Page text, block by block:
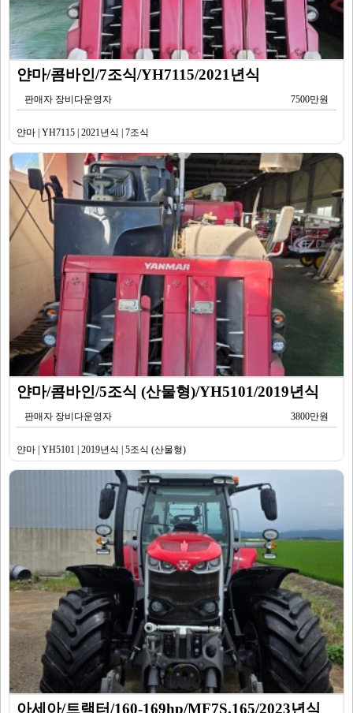
얀마/콤바인/7조식/YH7115/2021년식
판매자 장비다운영자 7500만원
얀마 | YH7115 | 2021년식 | 7조식
얀마/콤바인/5조식 (산물형)/YH5101/2019년식
판매자 장비다운영자 3800만원
얀마 | YH5101 | 2019년식 | 5조식 (산물형)
아세아/트랙터/160-169hp/MF7S.165/2023년식